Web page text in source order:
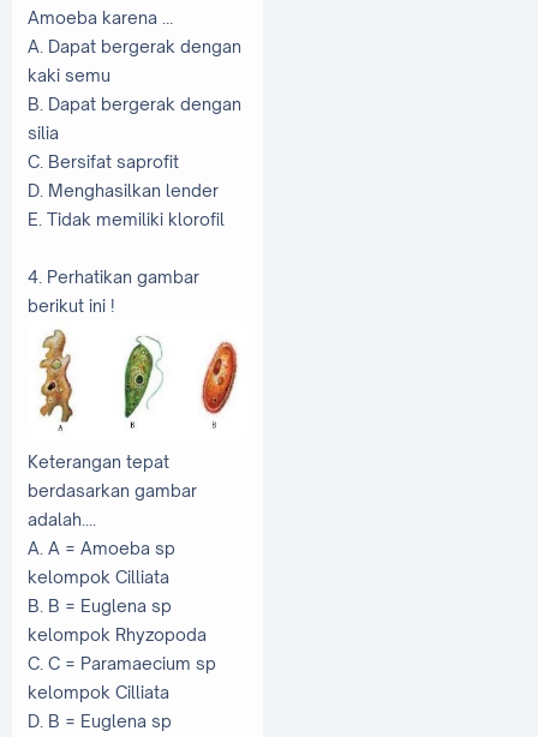
Amoeba karena …
A. Dapat bergerak dengan
kaki semu
B. Dapat bergerak dengan
silia
C. Bersifat saprofit
D. Menghasilkan lender
E. Tidak memiliki klorofil
4. Perhatikan gambar
berikut ini !
Keterangan tepat
berdasarkan gambar
adalah....
A. A = Amoeba sp
kelompok Cilliata
B. B = Euglena sp
kelompok Rhyzopoda
C. C = Paramaecium sp
kelompok Cilliata
D. B = Euglena sp